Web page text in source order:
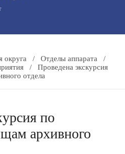
округа / Отделы аппарата
/
/
Проведена экскурсия
отдела
по
архивного